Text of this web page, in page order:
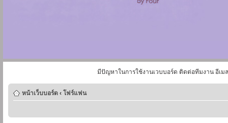
มีปัญหาในการใช้งานเวบบอร์ด ติดต่อทีมงาน อีเม
หน้าเว็บบอร์ด ‹ โฟร์แฟน